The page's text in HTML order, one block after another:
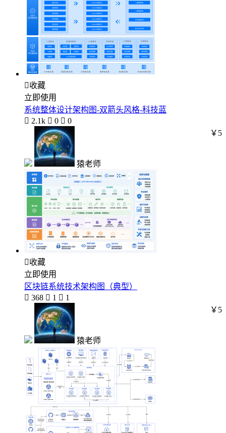
收藏
立即使用
系统整体设计架构图-双箭头风格-科技蓝
 2.1k  0  0
猿老师
￥5
收藏
立即使用
区块链系统技术架构图（典型）
 368  1  1
猿老师
￥5